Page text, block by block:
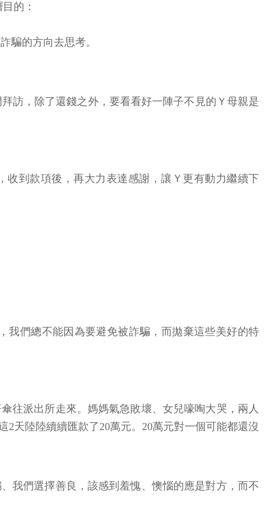
的：
騙的方向去思考。
訪，除了還錢之外，要看看好一陣子不見的Ｙ母親是
到款項後，再大力表達感謝，讓Ｙ更有動力繼續下
我們總不能因為要避免被詐騙，而拋棄這些美好的特
往派出所走來。媽媽氣急敗壞、女兒嚎啕大哭，兩人
天陸陸續續匯款了20萬元。20萬元對一個可能都還沒
我們選擇善良，該感到羞愧、懊惱的應是對方，而不